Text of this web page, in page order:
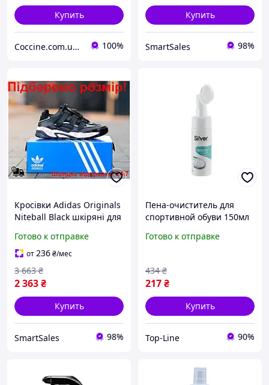
Купить
Coccine.com.ua Елеганс 100%
Купить
SmartSales 98%
Кросівки Adidas Originals
Niteball Black шкіряні для
взуття з пінною
підошвою 41 (26)
Готово к отправке
от236₴/мес
2 363₴
3 663 ₴
Купить
SmartSales 98%
Пена-очиститель для
спортивной обуви 150мл
подошв эффективное
Готово к отправке
217₴
434 ₴
Купить
Top-Line 90%